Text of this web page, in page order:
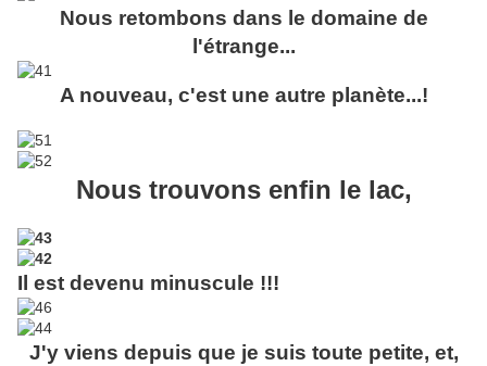
Nous retombons dans le domaine de
l'étrange...
A nouveau, c'est une autre planète...!
Nous trouvons enfin le lac,
Il est devenu minuscule !!!
J'y viens depuis que je suis toute petite, et,